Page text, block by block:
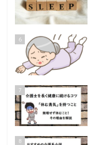
6
7
8